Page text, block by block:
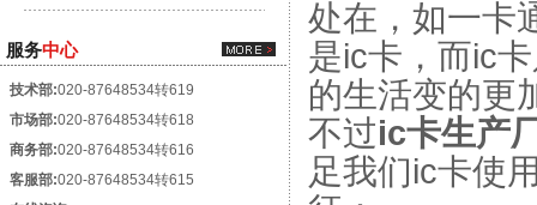
服务中心
技术部:020-87648534转619
市场部:020-87648534转618
商务部:020-87648534转616
客服部:020-87648534转615
处在，如一卡
是ic卡，而ic
的生活变的更
不过ic卡生产
足我们ic卡使